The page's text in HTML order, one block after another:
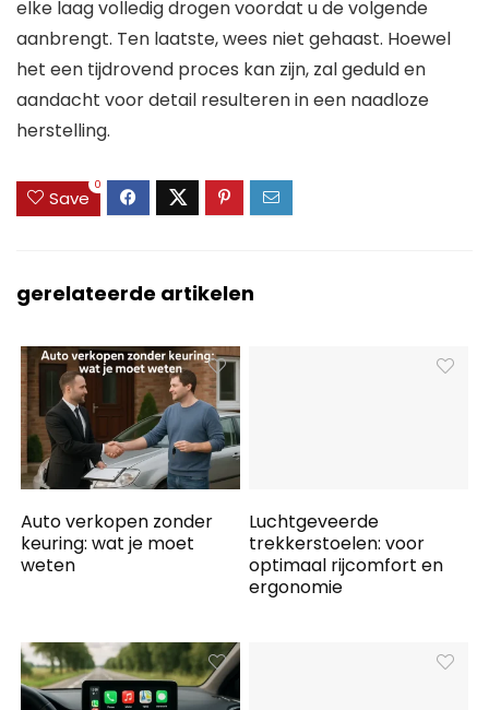
elke laag volledig drogen voordat u de volgende
aanbrengt. Ten laatste, wees niet gehaast. Hoewel
het een tijdrovend proces kan zijn, zal geduld en
aandacht voor detail resulteren in een naadloze
herstelling.
Save
0
gerelateerde artikelen
Auto verkopen zonder
keuring: wat je moet
weten
Luchtgeveerde
trekkerstoelen: voor
optimaal rijcomfort en
ergonomie